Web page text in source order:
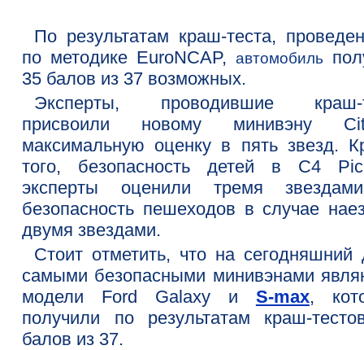
По результатам краш-теста,
по методике EuroNCAP, автомобиль
35 балов из 37 возможных.
Эксперты, проводившие краш-
присвоили новому минивэну
максимальную оценку в пять звезд.
того, безопасность детей в C4
эксперты оценили тремя
безопасность пешеходов в случае
двумя звездами.
Стоит отметить, что на сегодняшний
самыми безопасными минивэнами
модели Ford Galaxy и S-max,
получили по результатам краш-
балов из 37.